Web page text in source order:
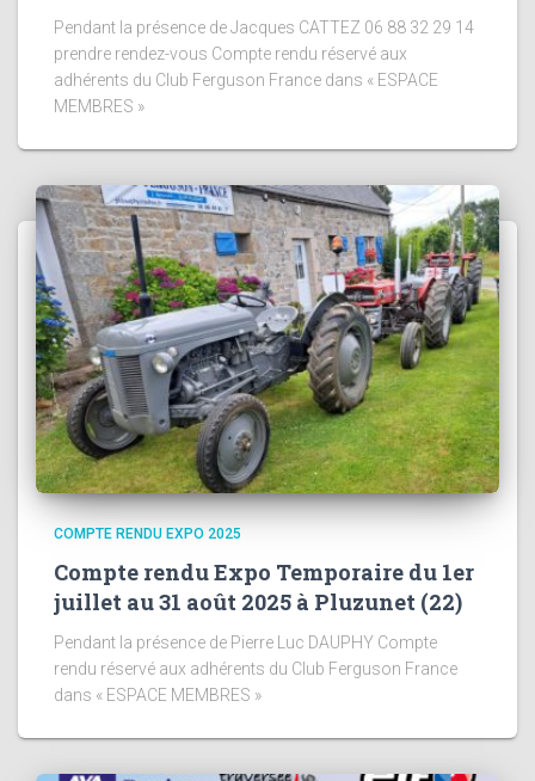
Pendant la présence de Jacques CATTEZ 06 88 32 29 14
prendre rendez-vous Compte rendu réservé aux
adhérents du Club Ferguson France dans « ESPACE
MEMBRES »
COMPTE RENDU EXPO 2025
Compte rendu Expo Temporaire du 1er
juillet au 31 août 2025 à Pluzunet (22)
Pendant la présence de Pierre Luc DAUPHY Compte
rendu réservé aux adhérents du Club Ferguson France
dans « ESPACE MEMBRES »